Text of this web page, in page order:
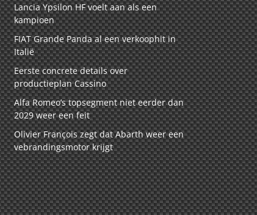
Lancia Ypsilon HF voelt aan als een
kampioen
FIAT Grande Panda al een verkoophit in
Italië
Eerste concrete details over
productieplan Cassino
Alfa Romeo’s topsegment niet eerder dan
2029 weer een feit
Olivier François zegt dat Abarth weer een
vebrandingsmotor krijgt